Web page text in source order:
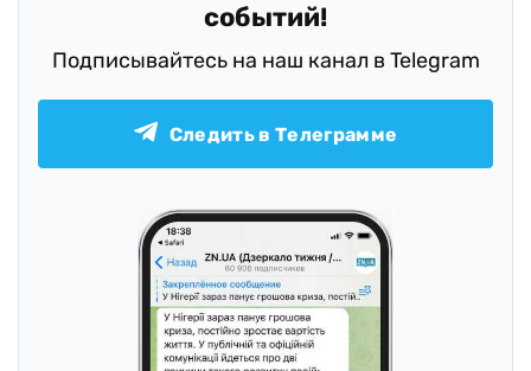
событий!
Подписывайтесь на наш канал в Telegram
Следить в Телеграмме